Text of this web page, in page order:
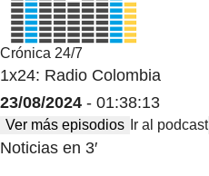
Crónica 24/7
1x24: Radio Colombia
23/08/2024 - 01:38:13
Ver más episodios Ir al podcast
Noticias en 3′